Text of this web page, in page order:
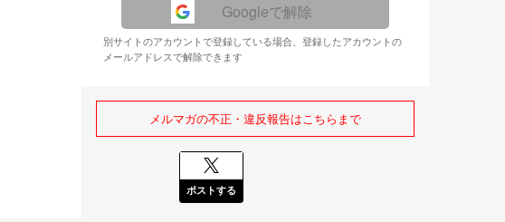
Googleで解除
別サイトのアカウントで登録している場合、登録したアカウントの
メールアドレスで解除できます
メルマガの不正・違反報告はこちらまで
ポストする